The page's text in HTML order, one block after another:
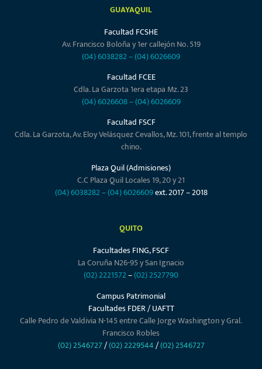
GUAYAQUIL
Facultad FCSHE
Av. Francisco Boloña y 1er callejón No. 519
(04) 6038282–(04) 6026609
Facultad FCEE
Cdla. La Garzota 1era etapa Mz. 23
(04) 6026608–(04) 6026609
Facultad FSCF
Cdla. La Garzota, Av. Eloy Velásquez Cevallos, Mz. 101, frente al templo
chino.
Plaza Quil (Admisiones)
C.C Plaza Quil Locales 19, 20 y 21
(04) 6038282–(04) 6026609ext. 2017 – 2018
QUITO
Facultades FING, FSCF
La Coruña N26-95 y San Ignacio
(02) 2221572–(02) 2527790
Campus Patrimonial
Facultades FDER / UAFTT
Calle Pedro de Valdivia N-145 entre Calle Jorge Washington y Gral.
Francisco Robles
(02) 2546727/(02) 2229544/(02) 2546727